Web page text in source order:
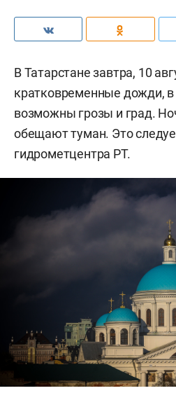
В Татарстане завтра, 10
кратковременные дожди,
возможны грозы и град.
обещают туман. Это
гидрометцентра РТ.